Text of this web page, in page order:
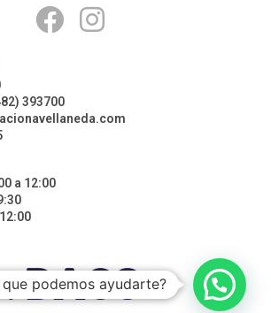
393700
a 12:00
que podemos ayudarte?